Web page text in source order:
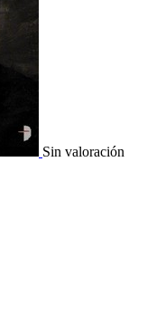
Sin valoración